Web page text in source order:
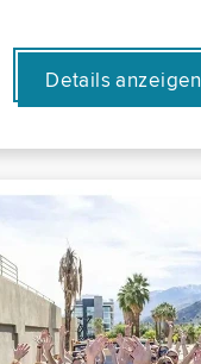
Details anzeigen